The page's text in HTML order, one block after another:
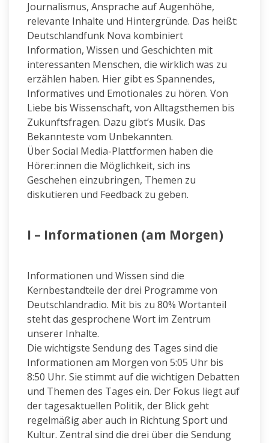
Journalismus, Ansprache auf Augenhöhe,
relevante Inhalte und Hintergründe. Das heißt:
Deutschlandfunk Nova kombiniert
Information, Wissen und Geschichten mit
interessanten Menschen, die wirklich was zu
erzählen haben. Hier gibt es Spannendes,
Informatives und Emotionales zu hören. Von
Liebe bis Wissenschaft, von Alltagsthemen bis
Zukunftsfragen. Dazu gibt’s Musik. Das
Bekannteste vom Unbekannten.
Über Social Media-Plattformen haben die
Hörer:innen die Möglichkeit, sich ins
Geschehen einzubringen, Themen zu
diskutieren und Feedback zu geben.
I – Informationen (am Morgen)
Informationen und Wissen sind die
Kernbestandteile der drei Programme von
Deutschlandradio. Mit bis zu 80% Wortanteil
steht das gesprochene Wort im Zentrum
unserer Inhalte.
Die wichtigste Sendung des Tages sind die
Informationen am Morgen von 5:05 Uhr bis
8:50 Uhr. Sie stimmt auf die wichtigen Debatten
und Themen des Tages ein. Der Fokus liegt auf
der tagesaktuellen Politik, der Blick geht
regelmäßig aber auch in Richtung Sport und
Kultur. Zentral sind die drei über die Sendung